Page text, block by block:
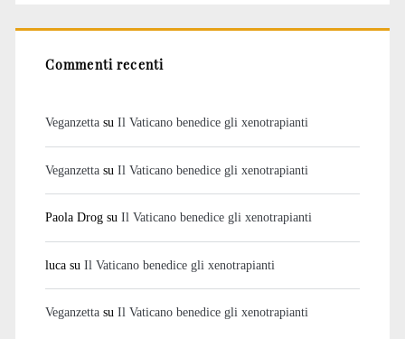
Commenti recenti
Veganzettasu Il Vaticano benedice gli xenotrapianti
Veganzettasu Il Vaticano benedice gli xenotrapianti
Paola Drogsu Il Vaticano benedice gli xenotrapianti
lucasu Il Vaticano benedice gli xenotrapianti
Veganzettasu Il Vaticano benedice gli xenotrapianti